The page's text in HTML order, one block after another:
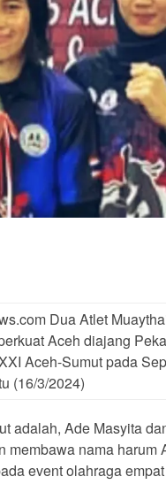
Dua Atlet
Aceh diajang
Aceh-Sumut pada
(16/3/2024)
adalah, Ade Masyita
membawa nama harum
event olahraga